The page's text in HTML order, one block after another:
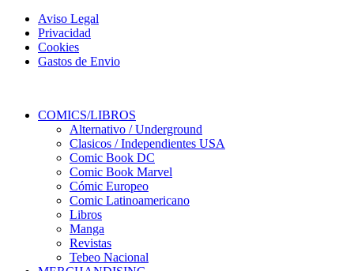
Aviso Legal
Privacidad
Cookies
Gastos de Envio
COMICS/LIBROS
Alternativo / Underground
Clasicos / Independientes USA
Comic Book DC
Comic Book Marvel
Cómic Europeo
Comic Latinoamericano
Libros
Manga
Revistas
Tebeo Nacional